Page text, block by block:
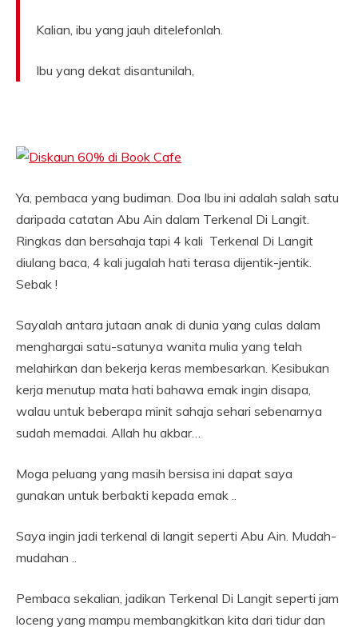
Kalian, ibu yang jauh ditelefonlah.
Ibu yang dekat disantunilah,
Ya, pembaca yang budiman. Doa Ibu ini adalah salah satu
daripada catatan Abu Ain dalam Terkenal Di Langit.
Ringkas dan bersahaja tapi 4 kali Terkenal Di Langit
diulang baca, 4 kali jugalah hati terasa dijentik-jentik.
Sebak !
Sayalah antara jutaan anak di dunia yang culas dalam
menghargai satu-satunya wanita mulia yang telah
melahirkan dan bekerja keras membesarkan. Kesibukan
kerja menutup mata hati bahawa emak ingin disapa,
walau untuk beberapa minit sahaja sehari sebenarnya
sudah memadai. Allah hu akbar…
Moga peluang yang masih bersisa ini dapat saya
gunakan untuk berbakti kepada emak ..
Saya ingin jadi terkenal di langit seperti Abu Ain. Mudah-
mudahan ..
Pembaca sekalian, jadikan Terkenal Di Langit seperti jam
loceng yang mampu membangkitkan kita dari tidur dan